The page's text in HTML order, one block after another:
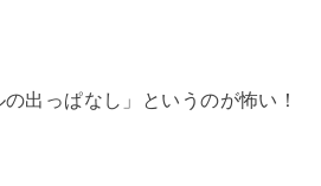
出っぱなし」というのが怖い！